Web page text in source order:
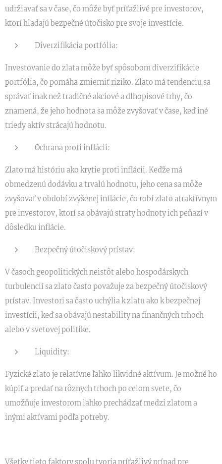
udržiavať sa v čase, čo môže byť príťažlivé pre investorov,
ktorí hľadajú bezpečné útočisko pre svoje investície.
Diverzifikácia portfólia:
Investovanie do zlata môže byť spôsobom diverzifikácie
portfólia, čo pomáha zmierniť riziko. Zlato má tendenciu sa
správať inak než tradičné akciové a dlhopisové trhy, čo
znamená, že jeho hodnota sa môže zvyšovať v čase, keď iné
triedy aktív strácajú hodnotu.
Ochrana proti inflácii:
Zlato má históriu ako krytie proti inflácii. Keďže má
obmedzenú dodávku a trvalú hodnotu, jeho cena sa môže
zvyšovať v období zvýšenej inflácie, čo robí zlato atraktívnym
pre investorov, ktorí sa obávajú straty hodnoty ich peňazí v
dôsledku inflácie.
Bezpečný útočiskový prístav:
V časoch geopolitických neistôt alebo hospodárskych
turbulencií sa zlato často považuje za bezpečný útočiskový
prístav. Investori sa často uchýlia k zlatu ako k bezpečnej
investícii, keď sa obávajú nestability na finančných trhoch
alebo v svetovej politike.
Liquidity:
Fyzické zlato je relatívne ľahko likvidné aktívum. Je možné ho
kúpiť a predať na rôznych trhoch po celom svete, čo
umožňuje investorom ľahko prechádzať medzi zlatom a
inými aktívami podľa potreby.
Všetky tieto faktory spolu tvoria príťažlivý prípad pre